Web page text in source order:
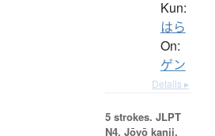
Kun:
はら
On:
ゲン
Details ▸
5 strokes. JLPT
N4. Jōyō kanji,